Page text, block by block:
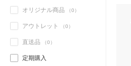
オリジナル商品 （0）
アウトレット （0）
直送品 （0）
定期購入